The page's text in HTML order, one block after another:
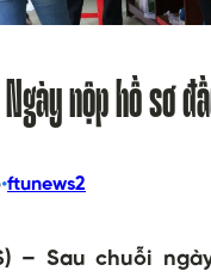
nộp hồ sơ
•ftunews2
– Sau chuỗi